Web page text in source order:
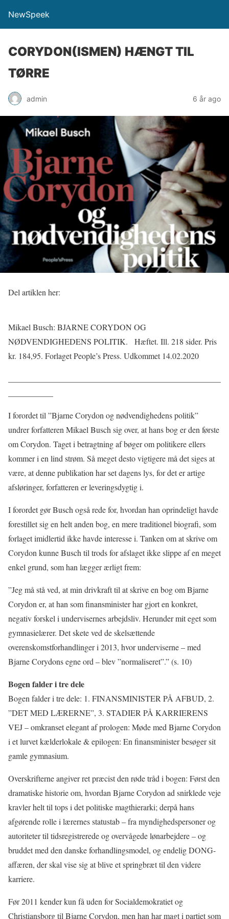
NewSpeek
CORYDON(ISMEN) HÆNGT TIL
TØRRE
admin 6 år ago
Del artiklen her:
Mikael Busch: BJARNE CORYDON OG
NØDVENDIGHEDENS POLITIK.
Hæftet. Ill. 218 sider. Pris
kr. 184,95. Forlaget People’s Press. Udkommet 14.02.2020
I forordet til ”Bjarne Corydon og nødvendighedens politik”
undrer forfatteren Mikael Busch sig over, at hans bog er den første
om Corydon. Taget i betragtning af bøger om politikere ellers
kommer i en lind strøm. Så meget desto vigtigere må det siges at
være, at denne publikation har set dagens lys, for det er artige
afsløringer, forfatteren er leveringsdygtig i.
I forordet gør Busch også rede for, hvordan han oprindeligt havde
forestillet sig en helt anden bog, en mere traditionel biografi, som
forlaget imidlertid ikke havde interesse i. Tanken om at skrive om
Corydon kunne Busch til trods for afslaget ikke slippe af en meget
enkel grund, som han lægger ærligt frem:
”Jeg må stå ved, at min drivkraft til at skrive en bog om Bjarne
Corydon er, at han som finansminister har gjort en konkret,
negativ forskel i undervisernes arbejdsliv. Herunder mit eget som
gymnasielærer. Det skete ved de skelsættende
overenskomstforhandlinger i 2013, hvor underviserne – med
Bjarne Corydons egne ord – blev ”normaliseret”.” (s. 10)
Bogen falder i tre dele
Bogen falder i tre dele: 1. FINANSMINISTER PÅ AFBUD, 2.
”DET MED LÆRERNE”, 3. STADIER PÅ KARRIERENS
VEJ – omkranset elegant af prologen: Møde med Bjarne Corydon
i et lurvet kælderlokale & epilogen: En finansminister besøger sit
gamle gymnasium.
Overskrifterne angiver ret præcist den røde tråd i bogen: Først den
dramatiske historie om, hvordan Bjarne Corydon ad snirklede veje
kravler helt til tops i det politiske magthierarki; derpå hans
afgørende rolle i lærernes statustab – fra myndighedspersoner og
autoriteter til tidsregistrerede og overvågede lønarbejdere – og
bruddet med den danske forhandlingsmodel, og endelig DONG-
affæren, der skal vise sig at blive et springbræt til den videre
karriere.
Før 2011 kender kun få uden for Socialdemokratiet og
Christiansborg til Bjarne Corydon, men han har magt i partiet som